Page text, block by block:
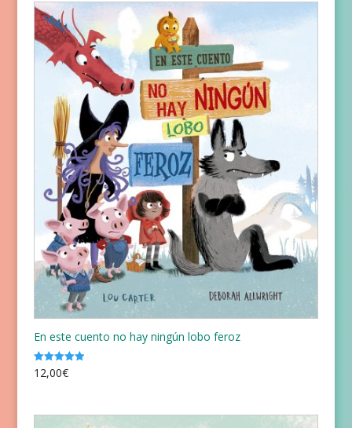
En este cuento no hay ningún lobo feroz
Valorado
con
12,00€